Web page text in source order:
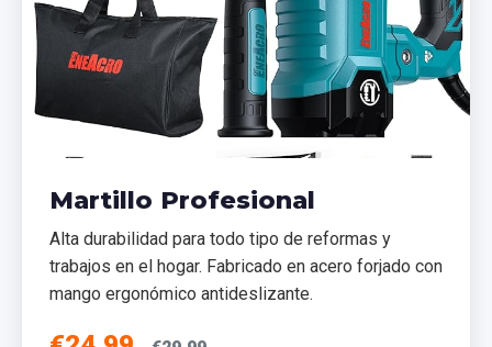
Martillo Profesional
Alta durabilidad para todo tipo de reformas y
trabajos en el hogar. Fabricado en acero forjado con
mango ergonómico antideslizante.